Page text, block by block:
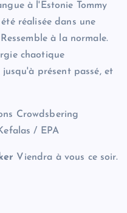
à l'Estonie Tommy
réalisée dans une
à la normale.
chaotique
présent passé, et
Crowdsbering
/ EPA
Viendra à vous ce soir.